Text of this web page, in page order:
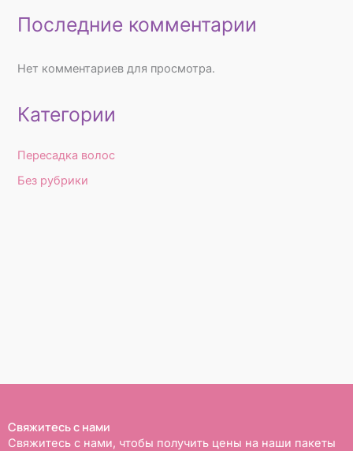
Последние комментарии
Нет комментариев для просмотра.
Категории
Пересадка волос
Без рубрики
Свяжитесь с нами
Свяжитесь с нами, чтобы получить цены на наши пакеты